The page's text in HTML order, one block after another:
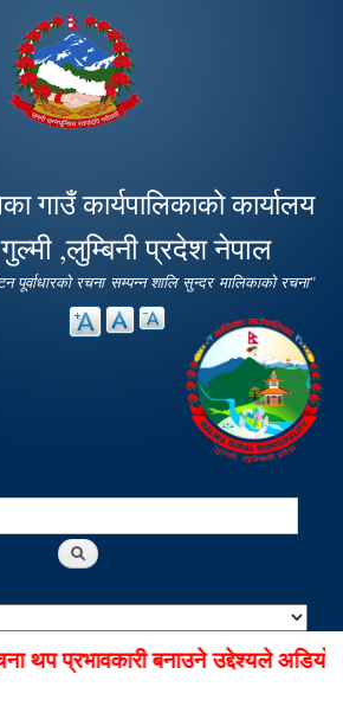
main
content
गाउँ कार्यपालिकाको कार्यालय
,लुम्बिनी प्रदेश नेपाल
पूर्वाधारको रचना सम्पन्न शालि सुन्दर मालिकाको रचना"
प्रभावकारी बनाउने उद्देश्यले अडियो